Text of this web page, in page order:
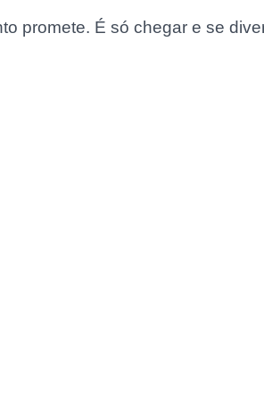
promete. É só chegar e se